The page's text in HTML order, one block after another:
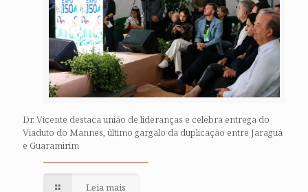
Dr. Vicente destaca união de lideranças e celebra entrega do
Viaduto do Mannes, último gargalo da duplicação entre Jaraguá
e Guaramirim
Leia mais